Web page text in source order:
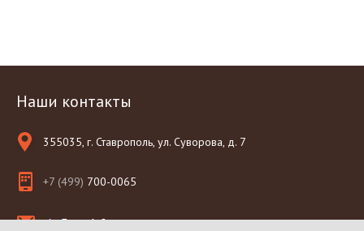
Наши контакты
355035, г. Ставрополь, ул. Суворова, д. 7
+7 (499) 700-0065